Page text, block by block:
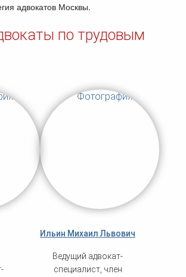
адвокатов Москвы.
по трудовым
Ильин Михаил Львович
Ведущий адвокат-
специалист, член